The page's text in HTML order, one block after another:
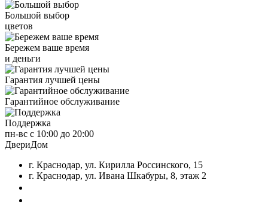
Большой выбор
цветов
Бережем ваше время
и деньги
Гарантия лучшей цены
Гарантийное обслуживание
Поддержка
пн-вс с 10:00 до 20:00
ДвериДом
г. Краснодар, ул. Кирилла Россинского, 15
г. Краснодар, ул. Ивана Шкабуры, 8, этаж 2